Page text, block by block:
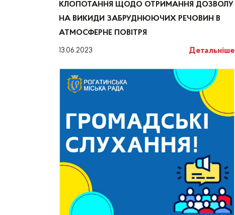
КЛОПОТАННЯ ЩОДО ОТРИМАННЯ ДОЗВОЛУ
НА ВИКИДИ ЗАБРУДНЮЮЧИХ РЕЧОВИН В
АТМОСФЕРНЕ ПОВІТРЯ
13.06.2023 Детальніше